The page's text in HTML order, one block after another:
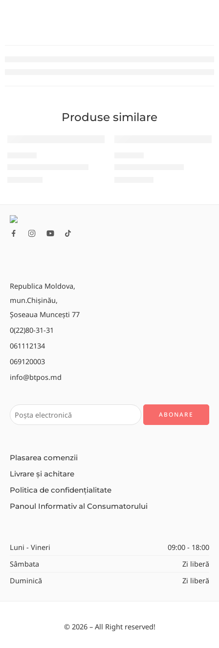
Produse similare
Republica Moldova,
mun.Chișinău,
Șoseaua Muncești 77
0(22)80-31-31
061112134
069120003
info@btpos.md
Plasarea comenzii
Livrare și achitare
Politica de confidențialitate
Panoul Informativ al Consumatorului
Luni - Vineri
09:00 - 18:00
Sâmbata
Zi liberă
Duminică
Zi liberă
© 2026 – All Right reserved!